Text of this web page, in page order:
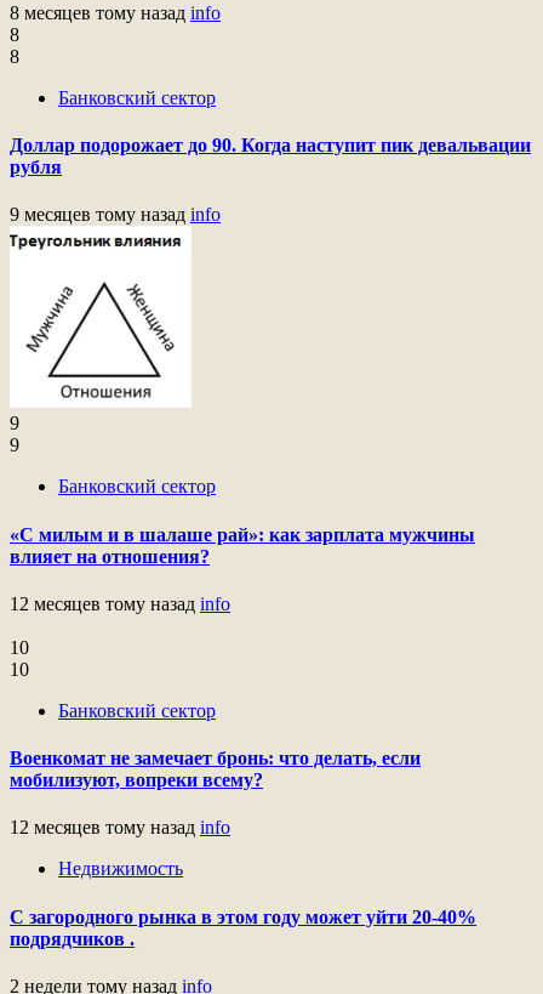
8 месяцев тому назад info
8
8
Банковский сектор
Доллар подорожает до 90. Когда наступит пик девальвации
рубля
9 месяцев тому назад info
9
9
Банковский сектор
«С милым и в шалаше рай»: как зарплата мужчины
влияет на отношения?
12 месяцев тому назад info
10
10
Банковский сектор
Военкомат не замечает бронь: что делать, если
мобилизуют, вопреки всему?
12 месяцев тому назад info
Недвижимость
С загородного рынка в этом году может уйти 20-40%
подрядчиков .
2 недели тому назад info